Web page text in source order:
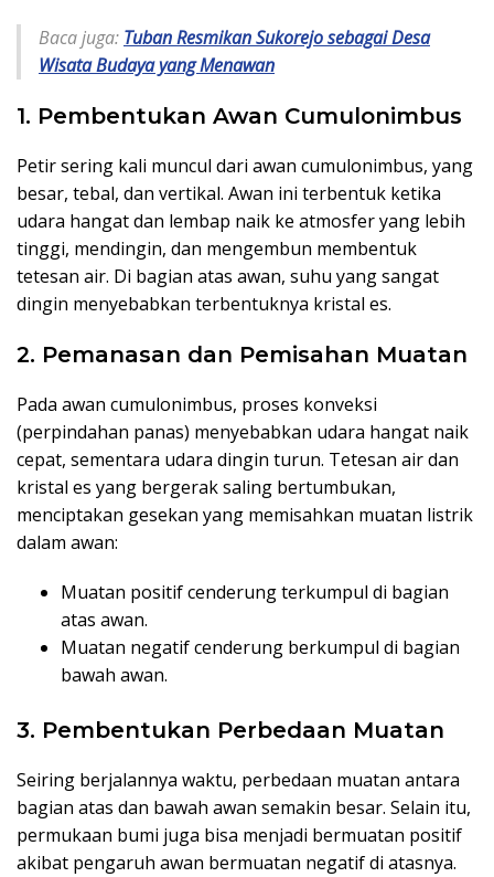
Baca juga: Tuban Resmikan Sukorejo sebagai Desa
Wisata Budaya yang Menawan
1. Pembentukan Awan Cumulonimbus
Petir sering kali muncul dari awan cumulonimbus, yang
besar, tebal, dan vertikal. Awan ini terbentuk ketika
udara hangat dan lembap naik ke atmosfer yang lebih
tinggi, mendingin, dan mengembun membentuk
tetesan air. Di bagian atas awan, suhu yang sangat
dingin menyebabkan terbentuknya kristal es.
2. Pemanasan dan Pemisahan Muatan
Pada awan cumulonimbus, proses konveksi
(perpindahan panas) menyebabkan udara hangat naik
cepat, sementara udara dingin turun. Tetesan air dan
kristal es yang bergerak saling bertumbukan,
menciptakan gesekan yang memisahkan muatan listrik
dalam awan:
Muatan positif cenderung terkumpul di bagian
atas awan.
Muatan negatif cenderung berkumpul di bagian
bawah awan.
3. Pembentukan Perbedaan Muatan
Seiring berjalannya waktu, perbedaan muatan antara
bagian atas dan bawah awan semakin besar. Selain itu,
permukaan bumi juga bisa menjadi bermuatan positif
akibat pengaruh awan bermuatan negatif di atasnya.